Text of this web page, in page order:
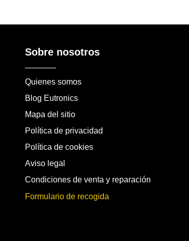
Sobre nosotros
Quienes somos
Blog Eutronics
Mapa del sitio
Política de privacidad
Política de cookies
Aviso legal
Condiciones de venta y reparación
Formulario de recogida